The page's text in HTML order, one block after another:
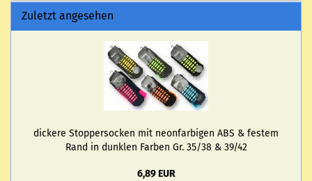
Zuletzt angesehen
di­cke­re Stop­per­so­cken mit ne­on­far­bi­gen ABS & fes­tem
Rand in dunk­len Far­ben Gr. 35/38 & 39/42
6,89 EUR